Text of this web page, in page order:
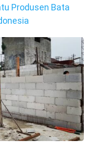
Produsen Bata